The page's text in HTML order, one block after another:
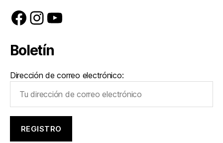
Facebook
Instagram
YouTube
Boletín
Dirección de correo electrónico: